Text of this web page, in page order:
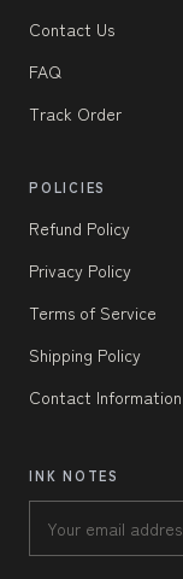
Contact Us
FAQ
Track Order
POLICIES
Refund Policy
Privacy Policy
Terms of Service
Shipping Policy
Contact Information
INK NOTES